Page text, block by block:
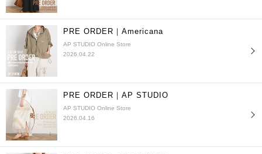
PRE ORDER｜Americana
AP STUDIO Online Store
2026.04.22
PRE ORDER｜AP STUDIO
AP STUDIO Online Store
2026.04.16